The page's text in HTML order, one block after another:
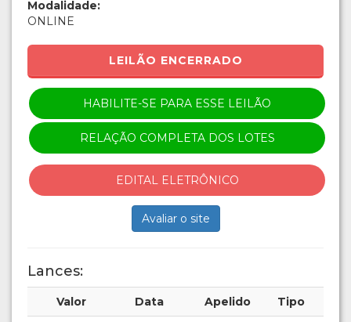
Modalidade:
ONLINE
LEILÃO ENCERRADO
HABILITE-SE PARA ESSE LEILÃO
RELAÇÃO COMPLETA DOS LOTES
EDITAL ELETRÔNICO
Avaliar o site
Lances:
Valor Data Apelido Tipo